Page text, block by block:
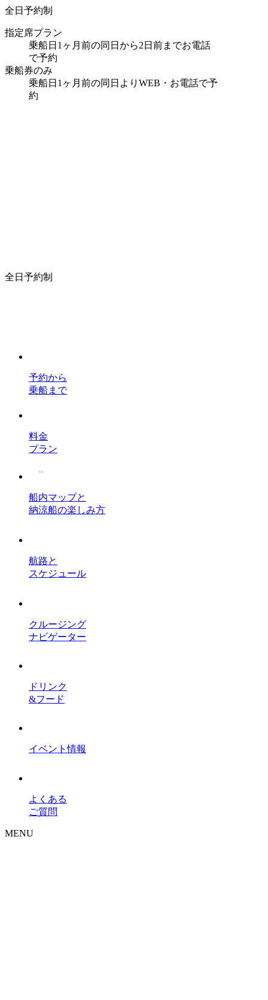
全日予約制
指定席プラン
乗船日1ヶ月前の同日から2日前までお電話
で予約
乗船券のみ
乗船日1ヶ月前の同日よりWEB・お電話で予
約
全日予約制
予約から
乗船まで
料金
プラン
船内マップと
納涼船の楽しみ方
航路と
スケジュール
クルージング
ナビゲーター
ドリンク
&フード
イベント情報
よくある
ご質問
MENU